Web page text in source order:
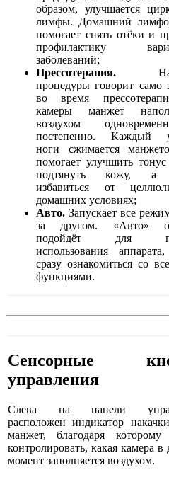
образом, улучшается
лимфы. Домашний
помогает снять отёки и
профилактику
заболеваний;
Прессотерапия.
процедуры говорит само
во время
камеры манжет
воздухом
постепенно. Каждый
ноги сжимается
помогает улучшить
подтянуть кожу, а
избавиться от
домашних условиях;
Авто.Запускает все
за другом. «Авто»
подойдёт для
использования
сразу ознакомиться со
функциями.
Сенсорные
управления
Слева на панели
расположен индикатор
манжет, благодаря
контролировать, какая камера
момент заполняется воздухом.